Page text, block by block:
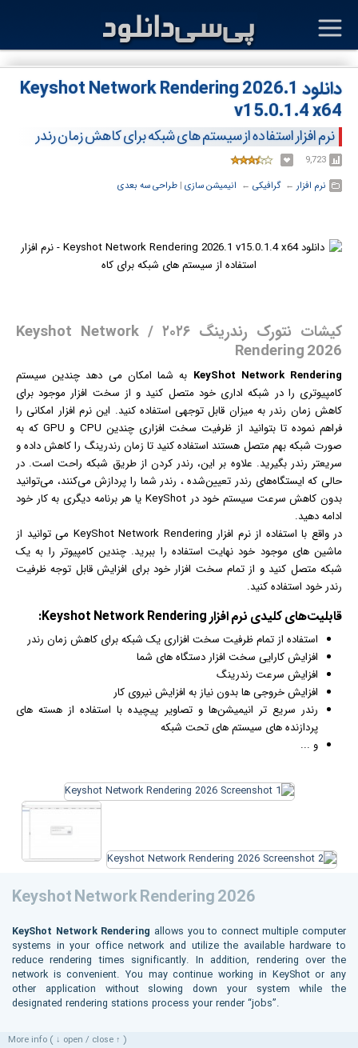
دانلود Keyshot Network Rendering 2026.1
v15.0.1.4 x64
نرم افزار استفاده از سیستم های شبکه برای کاهش زمان رندر
9,723
نرم افزار ← ‏گرافیکی ← ‏ انیمیشن سازی ‏| طراحی سه بعدی
کیشات نتورک رندرینگ ۲۰۲۶ / Keyshot Network
Rendering 2026
KeyShot Network Rendering به شما امکان می دهد چندین سیستم
کامپیوتری را در شبکه اداری خود متصل کنید و از سخت افزار موجود برای
کاهش زمان رندر به میزان قابل توجهی استفاده کنید. ایننرم افزار امکانی را
فراهم نموده تا بتوانید از ظرفیت سخت افزاری چندین CPU و GPU که به
صورت شبکه بهم متصل هستند استفاده کنید تا زمان رندرینگ را کاهش داده و
سریعتر رندر بگیرید. علاوه بر این، رندر کردن از طریق شبکه راحت است. در
حالی که ایستگاه‌های رندر تعیین‌شده ، رندر شما را پردازش می‌کنند، می‌توانید
بدون کاهش سرعت سیستم خود در KeyShot یا هر برنامه دیگری به کار خود
ادامه دهید.
در واقع با استفاده از نرم افزار KeyShot Network Rendering می توانید از
ماشین های موجود خود نهایت استفاده را ببرید. چندین کامپیوتر را به یک
شبکه متصل کنید و از تمام سخت افزار خود برای افزایش قابل توجه ظرفیت
رندر خود استفاده کنید.
قابلیت‌های کلیدی نرم افزار
استفاده از تمام ظرفیت سخت افزاری یک شبکه برای کاهش زمان رندر
افزایش کارایی سخت افزار دستگاه های شما
افزایش سرعت رندرینگ
افزایش خروجی ها بدون نیاز به افزایش نیروی کار
رندر سریع تر انیمیشن‌ها و تصاویر پیچیده با استفاده از هسته های
پردازنده های سیستم های تحت شبکه
و ...
Keyshot Network Rendering 2026
KeyShot Network Rendering allows you to connect multiple computer
systems in your office network and utilize the available hardware to
reduce rendering times significantly. In addition, rendering over the
network is convenient. You may continue working in KeyShot or any
other application without slowing down your system while the
designated rendering stations process your render “jobs”.
More info ( ↓ open / close ↑ )